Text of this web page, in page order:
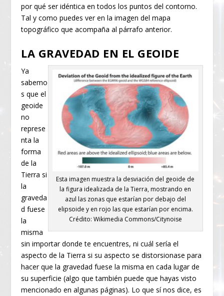
por qué ser idéntica en todos los puntos del contorno.
Tal y como puedes ver en la imagen del mapa
topográfico que acompaña al párrafo anterior.
LA GRAVEDAD EN EL GEOIDE
Esta imagen muestra la desviación del geoide de
la figura idealizada de la Tierra, mostrando en
azul las zonas que estarían por debajo del
elipsoide y en rojo las que estarían por encima.
Crédito: Wikimedia Commons/Citynoise
Ya
sabemo
s que el
geoide
no
represe
nta la
forma
de la
Tierra si
la
graveda
d fuese
la
misma
sin importar donde te encuentres, ni cuál sería el
aspecto de la Tierra si su aspecto se distorsionase para
hacer que la gravedad fuese la misma en cada lugar de
su superficie (algo que también puede que hayas visto
mencionado en algunas páginas). Lo que sí nos dice, es